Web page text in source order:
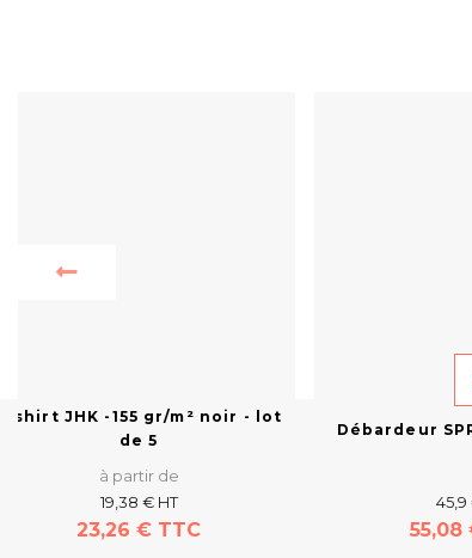
shirt JHK -155 gr/m² noir - lot
de 5
à partir de
19,38 € HT
23,26 € TTC
Débardeur
45,9
55,08